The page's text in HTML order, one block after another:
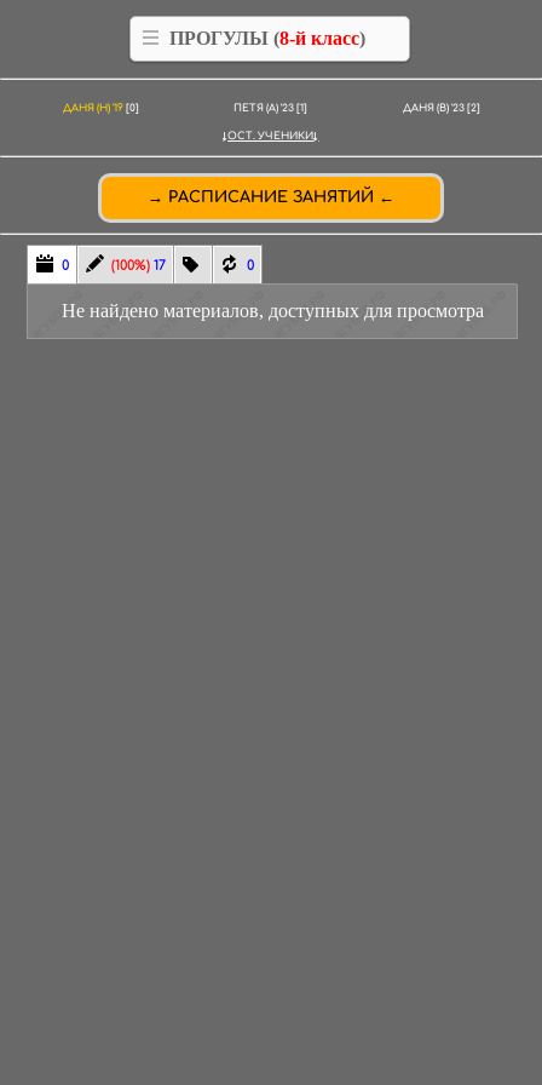
ПРОГУЛЫ (8-й класс)
ДАНЯ (Н) '19 [0] ПЕТЯ (А) '23 [1] ДАНЯ (В) '23 [2]
ОСТ. УЧЕНИКИ
РАСПИСАНИЕ ЗАНЯТИЙ
0 (100%) 17 0
Не найдено материалов, доступных для просмотра